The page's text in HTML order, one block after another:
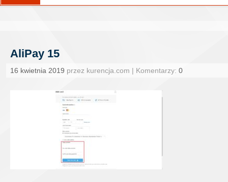
AliPay 15
16 kwietnia 2019 przez kurencja.com | Komentarzy: 0